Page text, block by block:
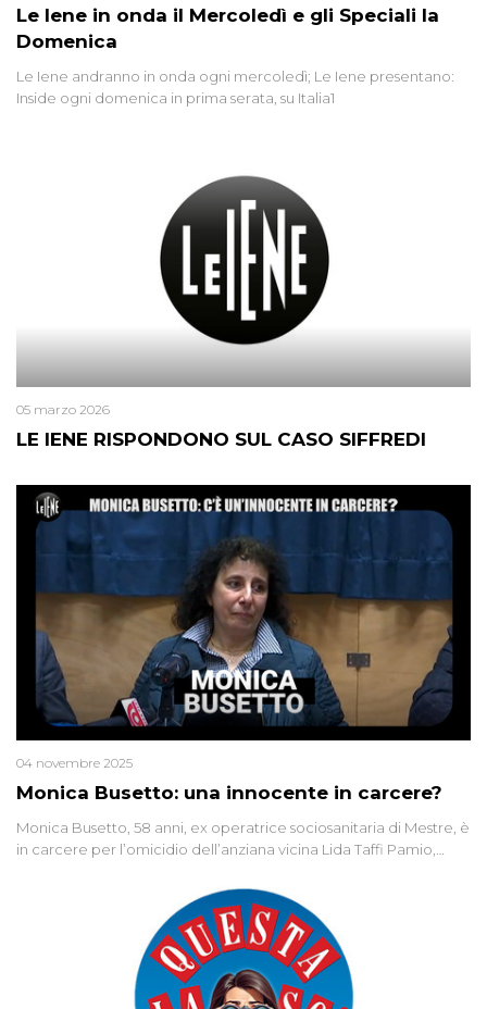
Le Iene in onda il Mercoledì e gli Speciali la
Domenica
Le Iene andranno in onda ogni mercoledì; Le Iene presentano:
Inside ogni domenica in prima serata, su Italia1
LE IENE RISPONDONO SUL CASO SIFFREDI
05 marzo 2026
Monica Busetto: una innocente in carcere?
04 novembre 2025
Monica Busetto, 58 anni, ex operatrice sociosanitaria di Mestre, è
in carcere per l’omicidio dell’anziana vicina Lida Taffi Pamio,
minuscola su una collanina, Monica si proclama innocente. Nel
2015 un’altra donna confessa lo stesso delitto, poi ritratta. Due
colpevoli per un solo omicidio: errore giudiziario o giustizia